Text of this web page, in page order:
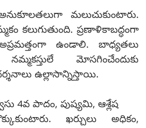
మలుచుకుంటారు.
కలుగుతుంది. ప్రణాళికాబద్ధంగా
అప్రమత్తంగా ఉండాలి. బాధ్యతలు
నమ్మకస్తులే మోసగించేందుకు
ఉల్లాసాన్నిస్తాయి.
4వ పాదం, పుష్యమి, ఆశ్లేష
ఖర్చులు అధికం,